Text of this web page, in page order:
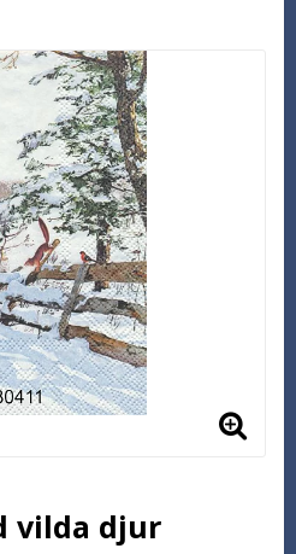
vilda djur